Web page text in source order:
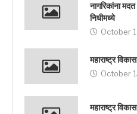
नागरिकांना
निधीमध्ये
October
महाराष्ट्र
October
महाराष्ट्र